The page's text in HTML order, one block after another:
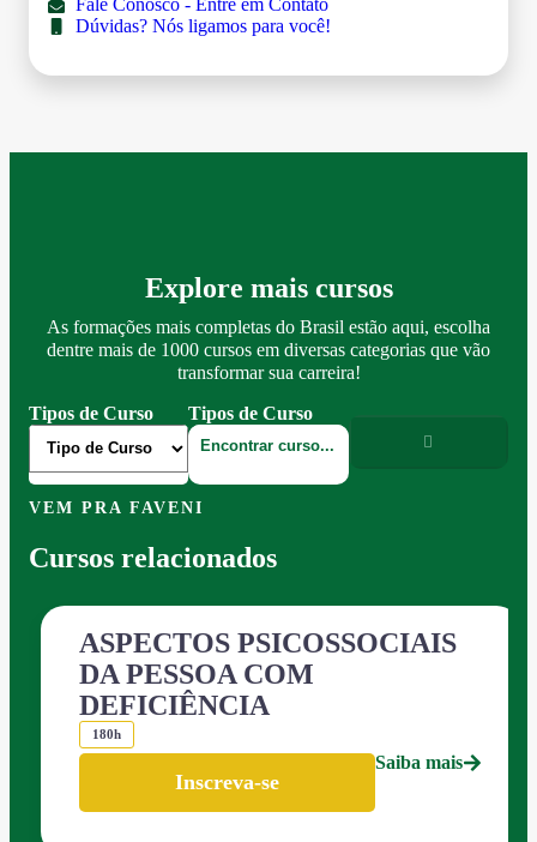
Fale Conosco - Entre em Contato
Dúvidas? Nós ligamos para você!
Explore mais cursos
As formações mais completas do Brasil estão aqui, escolha
dentre mais de 1000 cursos em diversas categorias que vão
transformar sua carreira!
Tipos de Curso
Tipos de Curso
VEM PRA FAVENI
Cursos relacionados
ASPECTOS PSICOSSOCIAIS
DA PESSOA COM
DEFICIÊNCIA
180h
Inscreva-se
Saiba mais